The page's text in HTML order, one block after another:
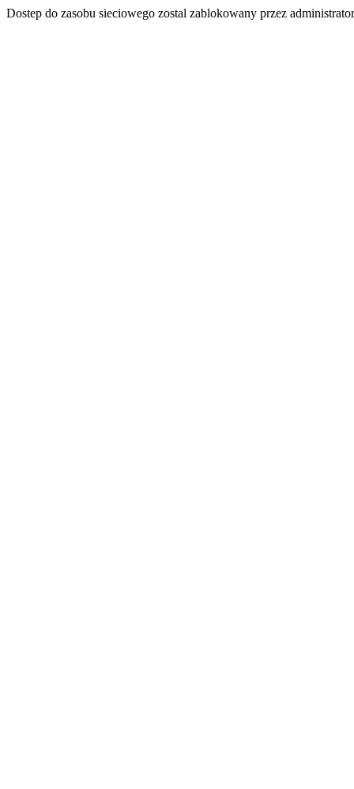
Dostep do zasobu sieciowego zostal zablokowany przez